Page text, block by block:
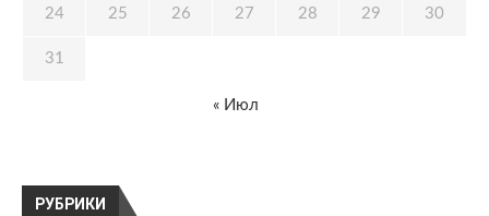
РУБРИКИ
24 25 26 27 28 29 30
31
« Июл